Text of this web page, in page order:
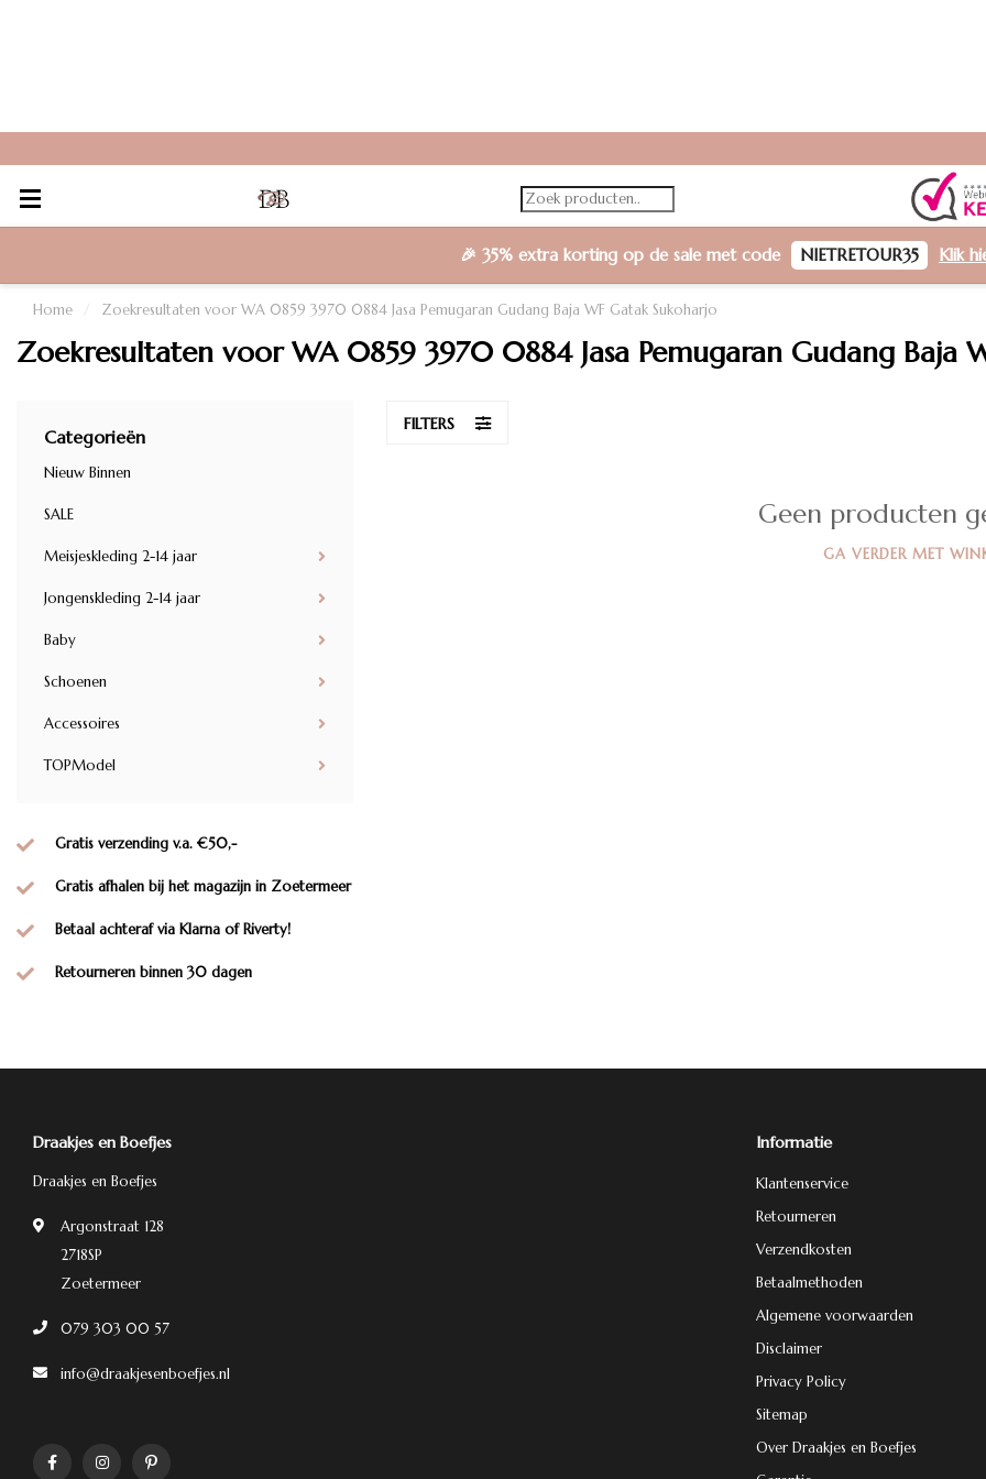
🎉 35% extra korting op de sale met code NIETRETOUR35 Klik
Home / Zoekresultaten voor WA 0859 3970 0884 Jasa Pemugaran Gudang Baja WF Gatak Sukoharjo
Zoekresultaten voor WA 0859 3970 0884 Jasa Pemugaran Gudang Baja
Categorieën
Nieuw Binnen
SALE
Meisjeskleding 2-14 jaar
Jongenskleding 2-14 jaar
Baby
Schoenen
Accessoires
TOPModel
Gratis verzending v.a. €50,-
Gratis afhalen bij het magazijn in Zoetermeer
Betaal achteraf via Klarna of Riverty!
Retourneren binnen 30 dagen
FILTERS
Geen producten
GA VERDER MET
Draakjes en Boefjes
Draakjes en Boefjes
Argonstraat 128
2718SP
Zoetermeer
079 303 00 57
info@draakjesenboefjes.nl
Informatie
Klantenservice
Retourneren
Verzendkosten
Betaalmethoden
Algemene voorwaarden
Disclaimer
Privacy Policy
Sitemap
Over Draakjes en Boefjes